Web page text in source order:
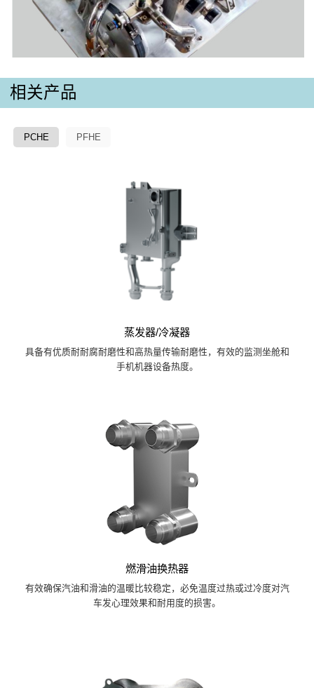
相关产品
PCHE PFHE
蒸发器/冷凝器
具备有优质耐耐腐耐磨性和高热量传输耐磨性，有效的监测坐舱和
手机机器设备热度。
燃滑油换热器
有效确保汽油和滑油的温暖比较稳定，必免温度过热或过冷度对汽
车发心理效果和耐用度的损害。